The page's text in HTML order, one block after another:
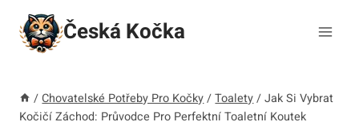
Přeskočit
obsah
Česká Kočka
/ Chovatelské Potřeby Pro Kočky / Toalety / Jak Si Vybrat
Kočičí Záchod: Průvodce Pro Perfektní Toaletní Koutek